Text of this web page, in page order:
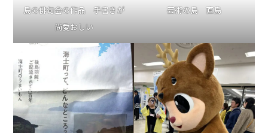
島の俳句会の作品 手書きが
尚愛おしい
芸術の島 直島